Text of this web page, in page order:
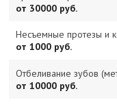
от 30000 руб.
Несъемные протезы и
от 1000 руб.
Отбеливание зубов
от 10000 руб.